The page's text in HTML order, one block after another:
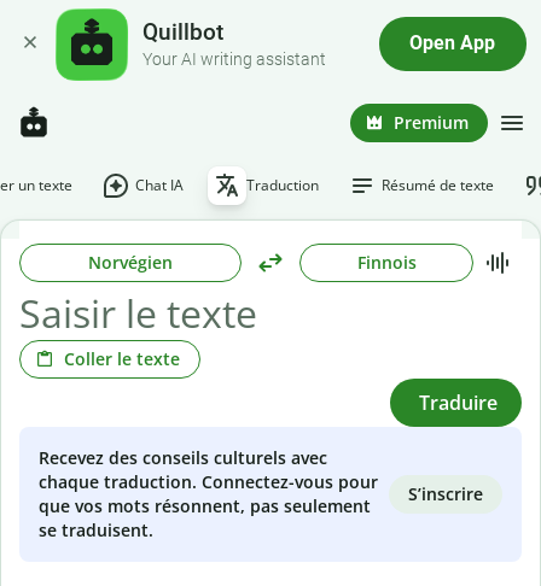
Quillbot
Your AI writing assistant
Open App
Premium
un texte Chat IA Traduction Résumé de texte
Norvégien Finnois
Coller le texte
Traduire
Recevez des conseils culturels avec
chaque traduction. Connectez-vous pour
que vos mots résonnent, pas seulement
se traduisent.
S’inscrire